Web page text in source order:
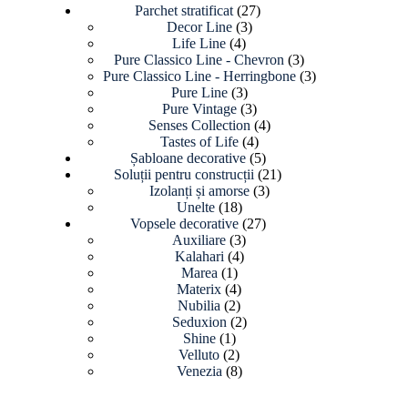
Parchet stratificat 2727
Decor Line 33
Life Line 44
produse
Pure Classico Line - Chevron 33
produse
Pure Classico Line - Herringbone 33
Pure Line 33
produse
Pure Vintage 33
produse
Senses Collection 44
Tastes of Life 44
produse
Șabloane decorative 55
produse
Soluții pentru construcții 2121
Izolanți și amorse 33
Unelte 1818
produse
Vopsele decorative 2727
Auxiliare 33
produse
Kalahari 44
Marea 11
produs
Materix 44
produse
Nubilia 22
produse
Seduxion 22
Shine 11
produs
Velluto 22
produse
Venezia 88